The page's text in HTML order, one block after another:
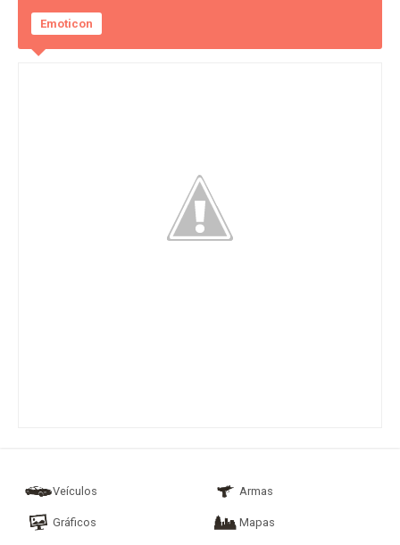
Emoticon
Veículos Armas
Gráficos Mapas